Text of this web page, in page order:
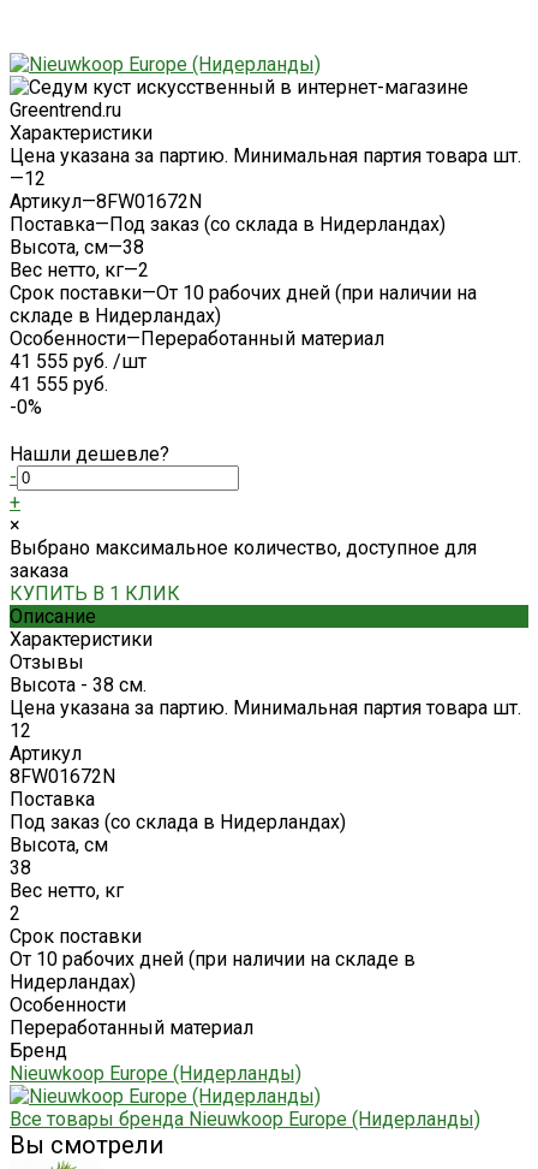
Характеристики
Цена указана за партию. Минимальная партия товара шт.
—12
Артикул—8FW01672N
Поставка—Под заказ (со склада в Нидерландах)
Высота, см—38
Вес нетто, кг—2
Срок поставки—От 10 рабочих дней (при наличии на
складе в Нидерландах)
Особенности—Переработанный материал
41 555 руб. /шт
41 555 руб.
-0%
Нашли дешевле?
-
+
×
Выбрано максимальное количество, доступное для
заказа
КУПИТЬ В 1 КЛИК
Описание
Характеристики
Отзывы
Высота - 38 см.
Цена указана за партию. Минимальная партия товара шт.
12
Артикул
8FW01672N
Поставка
Под заказ (со склада в Нидерландах)
Высота, см
38
Вес нетто, кг
2
Срок поставки
От 10 рабочих дней (при наличии на складе в
Нидерландах)
Особенности
Переработанный материал
Бренд
Nieuwkoop Europe (Нидерланды)
Все товары бренда Nieuwkoop Europe (Нидерланды)
Вы смотрели